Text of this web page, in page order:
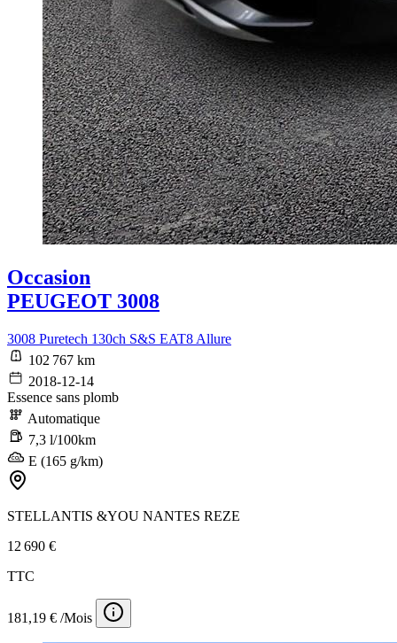
Occasion
PEUGEOT 3008
3008 Puretech 130ch S&S EAT8 Allure
102 767 km
2018-12-14
Essence sans plomb
Automatique
7,3 l/100km
E (165 g/km)
STELLANTIS &YOU NANTES REZE
12 690 €
TTC
181,19 € /Mois